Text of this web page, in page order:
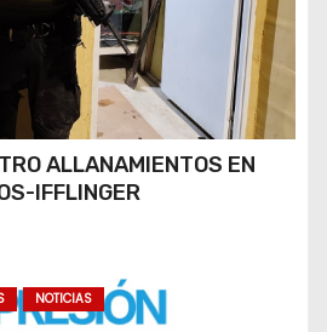
ALLANAMIENTOS EN
IFFLINGER
NOTICIAS